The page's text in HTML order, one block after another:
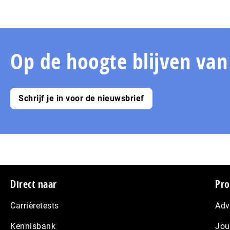
Op de hoogte blijven
Schrijf je in voor de nieuwsbrief
Footer
Direct naar
Carrièretests
Kennisbank